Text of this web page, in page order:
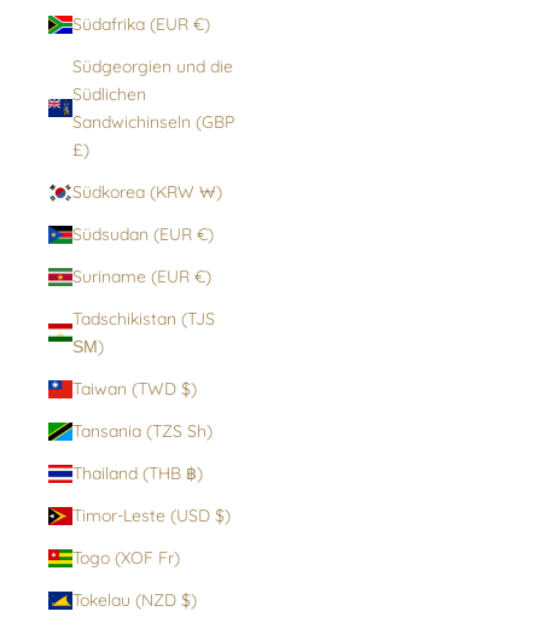
Südafrika (EUR €)
Südgeorgien und die
Südlichen
Sandwichinseln (GBP
£)
Südkorea (KRW ₩)
Südsudan (EUR €)
Suriname (EUR €)
Tadschikistan (TJS
ЅМ)
Taiwan (TWD $)
Tansania (TZS Sh)
Thailand (THB ฿)
Timor-Leste (USD $)
Togo (XOF Fr)
Tokelau (NZD $)